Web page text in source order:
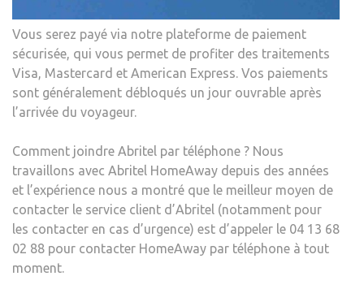
Vous serez payé via notre plateforme de paiement
sécurisée, qui vous permet de profiter des traitements
Visa, Mastercard et American Express. Vos paiements
sont généralement débloqués un jour ouvrable après
l’arrivée du voyageur.
Comment joindre Abritel par téléphone ? Nous
travaillons avec Abritel HomeAway depuis des années
et l’expérience nous a montré que le meilleur moyen de
contacter le service client d’Abritel (notamment pour
les contacter en cas d’urgence) est d’appeler le 04 13 68
02 88 pour contacter HomeAway par téléphone à tout
moment.